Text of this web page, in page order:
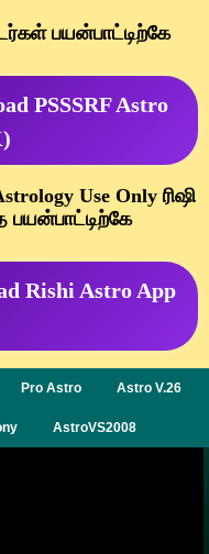
பயன்பாட்டிற்கே
PSSSRF Astro
Use Only ரிஷி
Rishi Astro App
Pro Astro Astro V.26
AstroVS2008